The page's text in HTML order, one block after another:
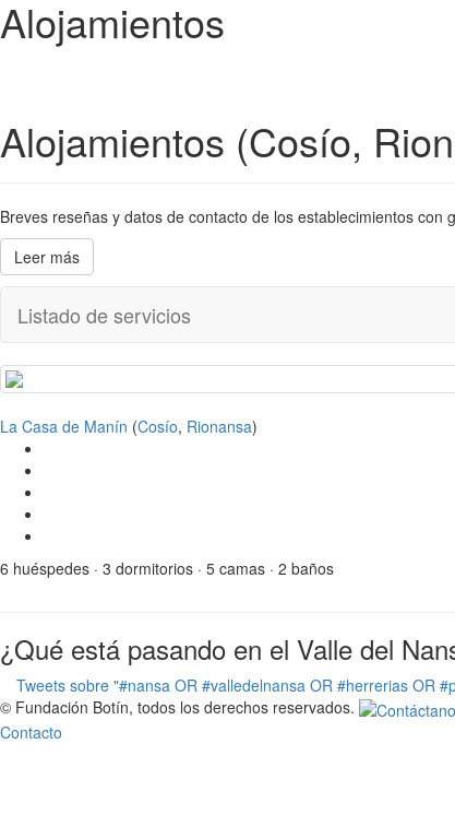
Alojamientos
Alojamientos (Cosío,
Breves reseñas y datos de contacto de los establecimientos
Leer más
Listado de servicios
La Casa de Manín (Cosío, Rionansa)
6 huéspedes · 3 dormitorios · 5 camas · 2 baños
¿Qué está pasando en el Valle del
Tweets sobre "#nansa OR #valledelnansa OR #herrerias OR
© Fundación Botín, todos los derechos reservados.
Contacto